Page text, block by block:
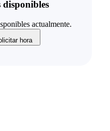
disponibles
actualmente.
hora